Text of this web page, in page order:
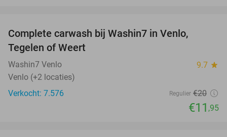
Complete carwash bij Washin7 in Venlo,
Tegelen of Weert
Washin7 Venlo 9.7 star
Venlo (+2 locaties)
Verkocht: 7.576
Regulier €20
€11 ,95